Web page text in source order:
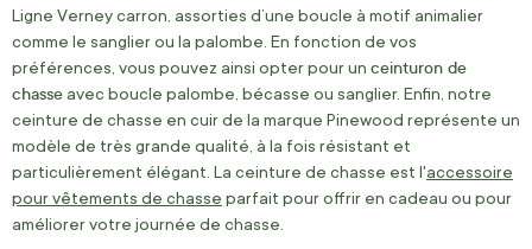
Ligne Verney carron, assorties d’une boucle à motif animalier
comme le sanglier ou la palombe. En fonction de vos
préférences, vous pouvez ainsi opter pour un ceinturon de
chasse avec boucle palombe, bécasse ou sanglier. Enfin, notre
ceinture de chasse en cuir de la marque Pinewood représente un
modèle de très grande qualité, à la fois résistant et
particulièrement élégant. La ceinture de chasse est l'accessoire
pour vêtements de chasse parfait pour offrir en cadeau ou pour
améliorer votre journée de chasse.